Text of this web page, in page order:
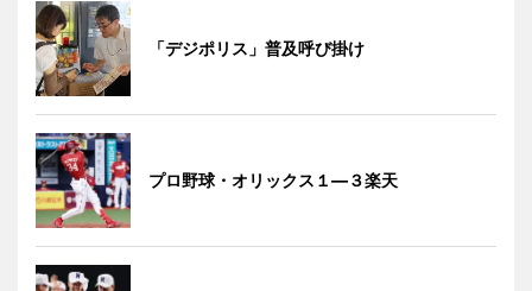
「デジポリス」普及呼び掛け
プロ野球・オリックス１―３楽天